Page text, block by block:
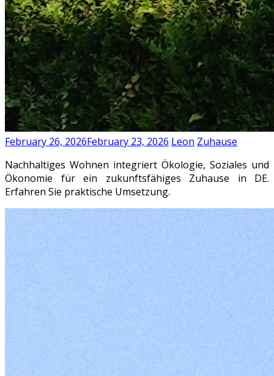
February 26, 2026February 23, 2026 Leon Zuhause
Nachhaltiges Wohnen integriert Ökologie, Soziales und
Ökonomie für ein zukunftsfähiges Zuhause in DE.
Erfahren Sie praktische Umsetzung.